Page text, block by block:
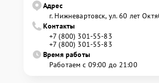
Адрес
г. Нижневартовск, ул. 60 лет
Контакты
+7 (800) 301-55-83
+7 (800) 301-55-83
Время работы
Работаем с 09:00 до 21:00